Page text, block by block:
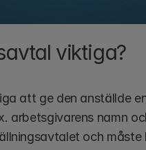
viktiga?
att ge den anställde
arbetsgivarens namn
och